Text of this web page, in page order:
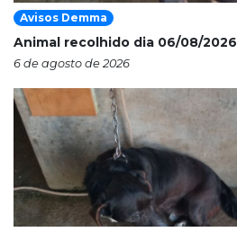
Avisos Demma
Animal recolhido dia 06/08/2026
6 de agosto de 2026